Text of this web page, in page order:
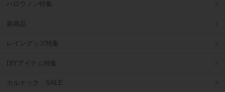
ハロウィン特集
新商品
レイングッズ特集
DIYアイテム特集
カルナック SALE